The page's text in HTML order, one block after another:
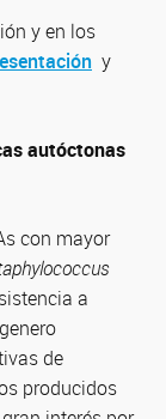
y en los
y
autóctonas
con mayor
a
de
producidos